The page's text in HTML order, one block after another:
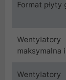
Format płyty
Wentylatory
maksymalna
Wentylatory